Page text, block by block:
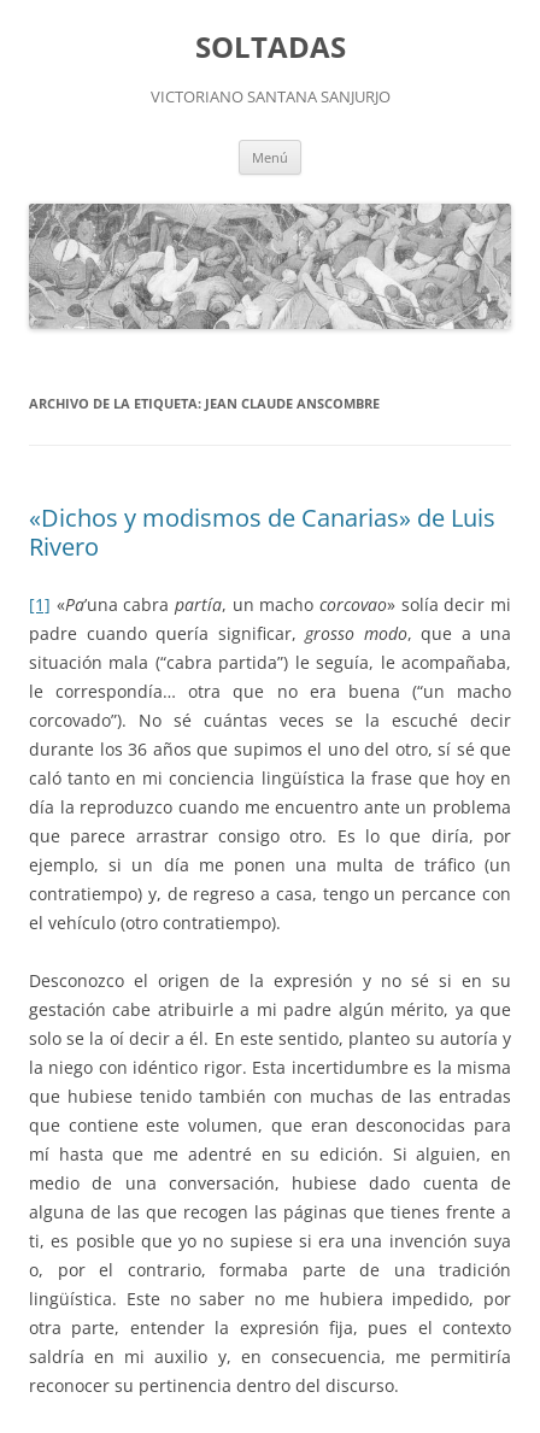
SOLTADAS
VICTORIANO SANTANA SANJURJO
Menú
ARCHIVO DE LA ETIQUETA: JEAN CLAUDE ANSCOMBRE
«Dichos y modismos de Canarias» de Luis
Rivero
[1] «Pa’una cabrapartía, un machocorcovao» solía decir mi
padre cuando quería significar, grosso modo, que a una
situación mala (“cabra partida”) le seguía, le acompañaba,
le correspondía… otra que no era buena (“un macho
corcovado”). No sé cuántas veces se la escuché decir
durante los 36 años que supimos el uno del otro, sí sé que
caló tanto en mi conciencia lingüística la frase que hoy en
día la reproduzco cuando me encuentro ante un problema
que parece arrastrar consigo otro. Es lo que diría, por
ejemplo, si un día me ponen una multa de tráfico (un
contratiempo) y, de regreso a casa, tengo un percance con
el vehículo (otro contratiempo).
Desconozco el origen de la expresión y no sé si en su
gestación cabe atribuirle a mi padre algún mérito, ya que
solo se la oí decir a él. En este sentido, planteo su autoría y
la niego con idéntico rigor. Esta incertidumbre es la misma
que hubiese tenido también con muchas de las entradas
que contiene este volumen, que eran desconocidas para
mí hasta que me adentré en su edición. Si alguien, en
medio de una conversación, hubiese dado cuenta de
alguna de las que recogen las páginas que tienes frente a
ti, es posible que yo no supiese si era una invención suya
o, por el contrario, formaba parte de una tradición
lingüística. Este no saber no me hubiera impedido, por
otra parte, entender la expresión fija, pues el contexto
saldría en mi auxilio y, en consecuencia, me permitiría
reconocer su pertinencia dentro del discurso.